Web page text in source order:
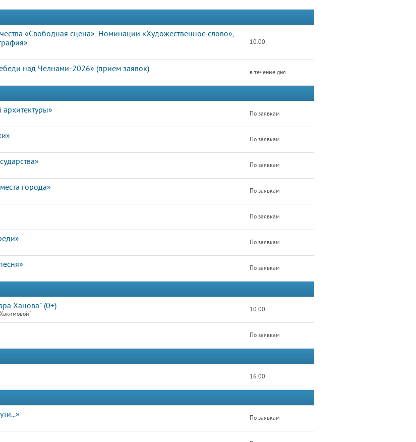
«Свободная сцена». Номинации «Художественное слово»,
10.00
над Челнами-2026» (прием заявок) в течение дня
По заявкам
По заявкам
По заявкам
города» По заявкам
По заявкам
По заявкам
По заявкам
Ханова" (0+)
10.00
По заявкам
16.00
По заявкам